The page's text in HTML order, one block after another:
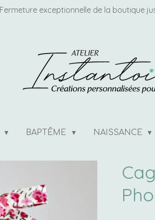
Fermeture exceptionnelle de la boutique
BAPTÊME NAISSANCE